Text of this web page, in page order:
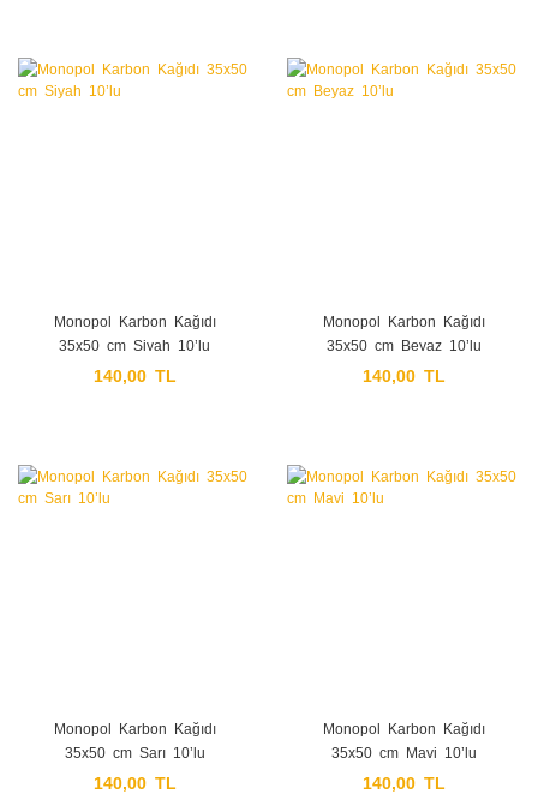
Monopol Karbon Kağıdı
35x50 cm Siyah 10’lu
140,00 TL
Monopol Karbon Kağıdı
35x50 cm Beyaz 10’lu
140,00 TL
Monopol Karbon Kağıdı
35x50 cm Sarı 10’lu
140,00 TL
Monopol Karbon Kağıdı
35x50 cm Mavi 10’lu
140,00 TL